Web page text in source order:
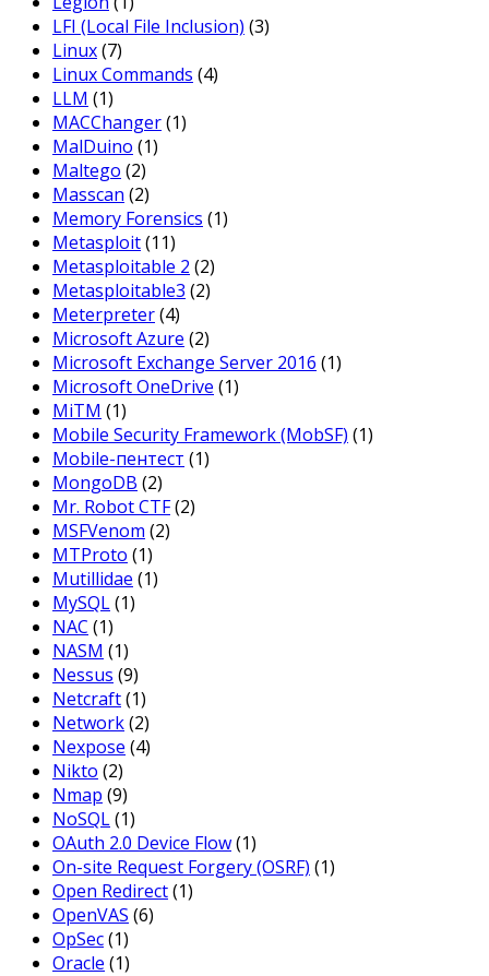
LFI (Local File Inclusion) (3)
Linux(7)
Linux Commands (4)
LLM (1)
MACChanger(1)
MalDuino (1)
Maltego (2)
Masscan (2)
Memory Forensics (1)
Metasploit(11)
Metasploitable 2 (2)
Metasploitable3 (2)
Meterpreter(4)
Microsoft Azure (2)
Microsoft Exchange Server 2016 (1)
Microsoft OneDrive (1)
MiTM (1)
Mobile Security Framework (MobSF) (1)
Mobile-пентест (1)
MongoDB (2)
Mr. Robot CTF(2)
MSFVenom (2)
MTProto (1)
Mutillidae (1)
MySQL(1)
NAC (1)
NASM (1)
Nessus (9)
Netcraft(1)
Network(2)
Nexpose (4)
Nikto (2)
Nmap (9)
NoSQL(1)
OAuth 2.0 Device Flow(1)
On-site Request Forgery (OSRF) (1)
Open Redirect(1)
OpenVAS (6)
OpSec(1)
Oracle (1)